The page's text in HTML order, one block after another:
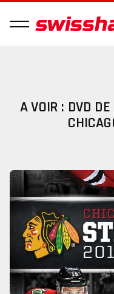
A VOIR : DVD